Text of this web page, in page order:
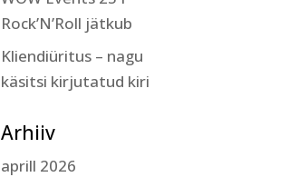
Rock’N’Roll jätkub
Kliendiüritus – nagu
käsitsi kirjutatud kiri
Arhiiv
aprill 2026